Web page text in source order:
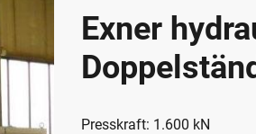
Exner
Presskraft: 1.600 kN